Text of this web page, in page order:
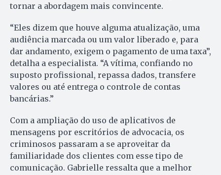
tornar a abordagem mais convincente.
“Eles dizem que houve alguma atualização, uma
audiência marcada ou um valor liberado e, para
dar andamento, exigem o pagamento de uma taxa”,
detalha a especialista. “A vítima, confiando no
suposto profissional, repassa dados, transfere
valores ou até entrega o controle de contas
bancárias.”
Com a ampliação do uso de aplicativos de
mensagens por escritórios de advocacia, os
criminosos passaram a se aproveitar da
familiaridade dos clientes com esse tipo de
comunicação. Gabrielle ressalta que a melhor